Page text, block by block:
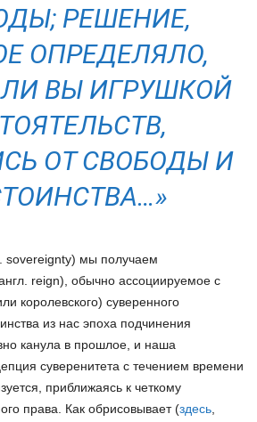
РЕШЕНИЕ,
ОПРЕДЕЛЯЛО,
ЛИ ВЫ ИГРУШКОЙ
ОТ СВОБОДЫ И
sovereignty) мы получаем
reign), обычно ассоциируемое с
королевского) суверенного
из нас эпоха подчинения
канула в прошлое, и наша
суверенитета с течением времени
приближаясь к четкому
права. Как обрисовывает (здесь